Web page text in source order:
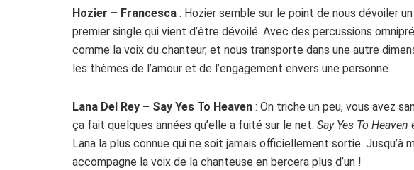
Hozier – Francesca : Hozier semble sur le point de nous dévoiler
premier single qui vient d’être dévoilé. Avec des percussions
comme la voix du chanteur, et nous transporte dans une autre
les thèmes de l’amour et de l’engagement envers une personne.
Lana Del Rey – Say Yes To Heaven : On triche un peu, vous avez
ça fait quelques années qu’elle a fuité sur le net. Say Yes To Heaven
Lana la plus connue qui ne soit jamais officiellement sortie. Jusqu’à
accompagne la voix de la chanteuse en bercera plus d’un !